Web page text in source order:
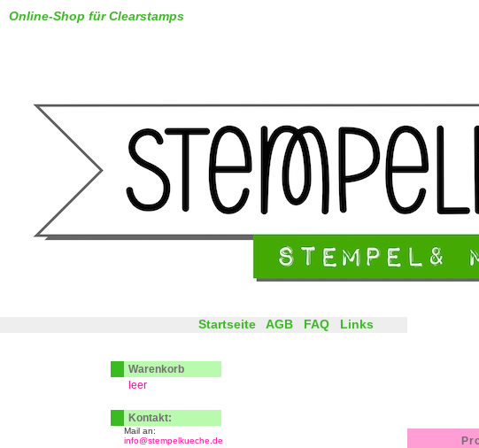
Online-Shop für Clearstamps
Startseite AGB FAQ Links
Warenkorb
leer
Kontakt:
Mail an:
info@stempelkueche.de